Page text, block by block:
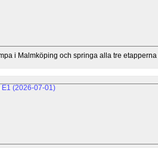
i Malmköping och springa alla tre